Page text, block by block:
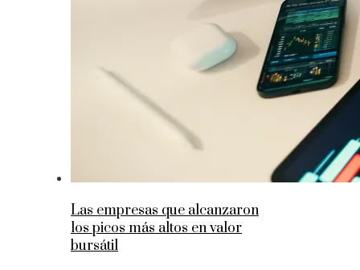
Las empresas que alcanzaron
los picos más altos en valor
bursátil